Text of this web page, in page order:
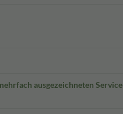
ausgezeichneten Service